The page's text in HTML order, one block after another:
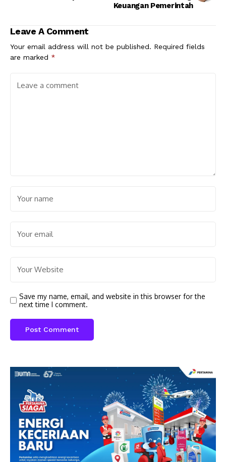
Keuangan Pemerintah
Leave A Comment
Your email address will not be published. Required fields
are marked *
Save my name, email, and website in this browser for the
next time I comment.